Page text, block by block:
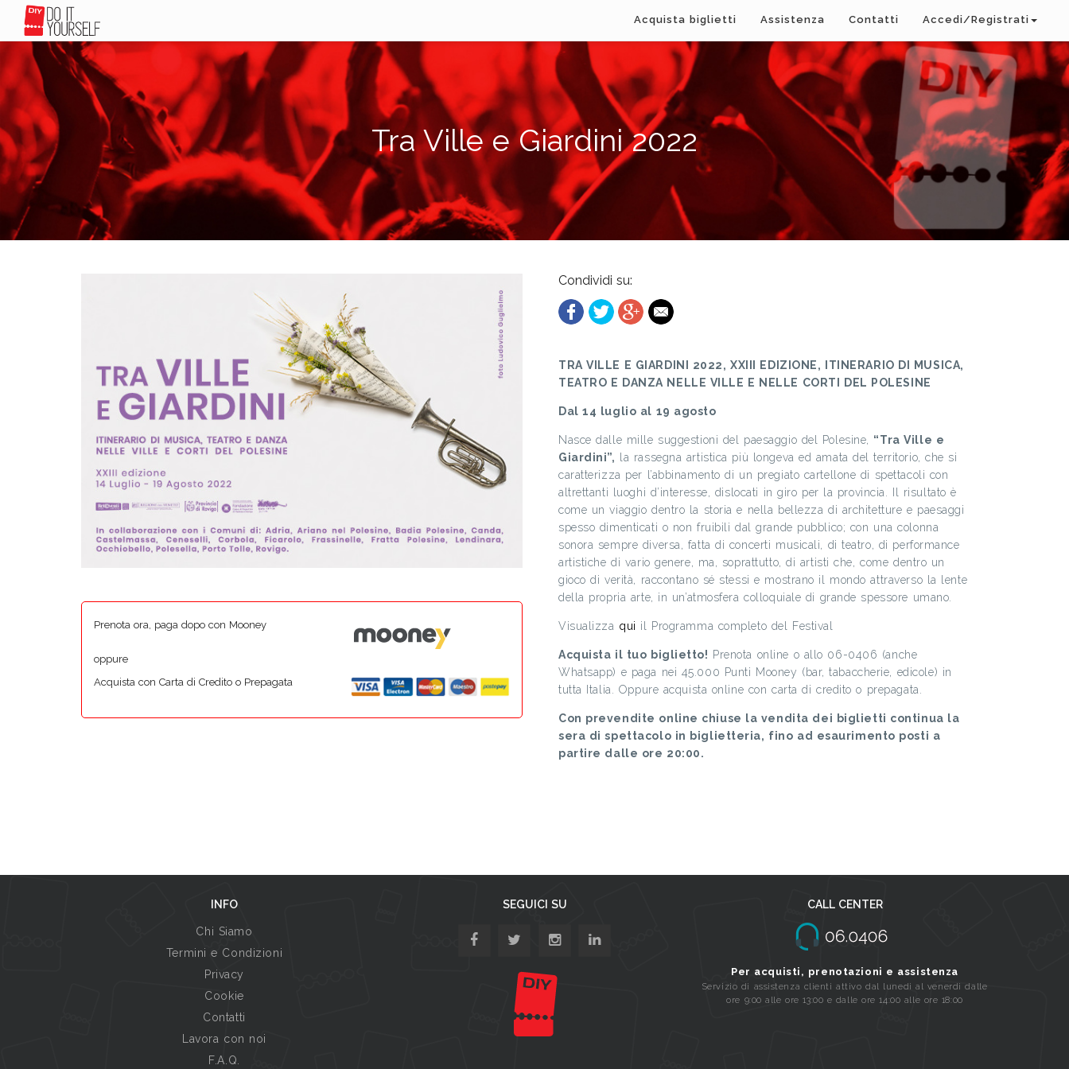
Acquista biglietti Assistenza Contatti Accedi/Registrati
Tra Ville e Giardini 2022
Prenota ora, paga dopo con Mooney
oppure
Acquista con Carta di Credito o Prepagata
Condividi su:
TRA VILLE E GIARDINI 2022, XXIII EDIZIONE, ITINERARIO DI MUSICA,
TEATRO E DANZA NELLE VILLE E NELLE CORTI DEL POLESINE
Dal 14 luglio al 19 agosto
Nasce dalle mille suggestioni del paesaggio del Polesine, “Tra Ville e
Giardini”,
la rassegna artistica più longeva ed amata del territorio, che si
caratterizza per l’abbinamento di un pregiato cartellone di spettacoli con
altrettanti luoghi d’interesse, dislocati in giro per la provincia. Il risultato è
come un viaggio dentro la storia e nella bellezza di architetture e paesaggi
spesso dimenticati o non fruibili dal grande pubblico; con una colonna
sonora sempre diversa, fatta di concerti musicali, di teatro, di performance
artistiche di vario genere, ma, soprattutto, di artisti che, come dentro un
gioco di verità, raccontano sé stessi e mostrano il mondo attraverso la lente
della propria arte, in un’atmosfera colloquiale di grande spessore umano.
Visualizza qui il Programma completo del Festival
Acquista il tuo biglietto! Prenota online o allo 06-0406 (anche
Whatsapp) e paga nei 45.000 Punti Mooney (bar, tabaccherie, edicole) in
tutta Italia. Oppure acquista online con carta di credito o prepagata.
Con prevendite online chiuse la vendita dei biglietti continua la
sera di spettacolo in biglietteria, fino ad esaurimento posti a
partire dalle ore 20:00.
INFO
Chi Siamo
Termini e Condizioni
Privacy
Cookie
Contatti
Lavora con noi
F.A.Q.
SEGUICI SU CALL CENTER
Per acquisti, prenotazioni e assistenza
Servizio di assistenza clienti attivo dal lunedi al venerdi dalle
ore 9:00 alle ore 13:00 e dalle ore 14:00 alle ore 18:00